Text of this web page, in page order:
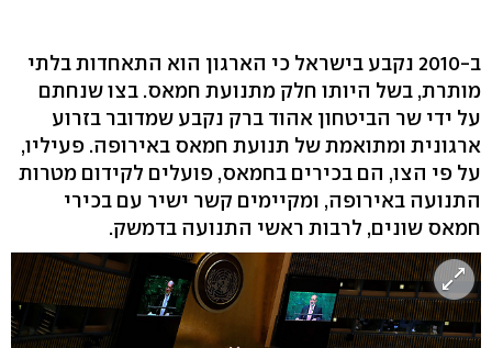
ב-2010 נקבע בישראל כי הארגון הוא התאחדות בלתי
מותרת, בשל היותו חלק מתנועת חמאס. בצו שנחתם
על ידי שר הביטחון אהוד ברק נקבע שמדובר בזרוע
ארגונית ומתואמת של תנועת חמאס באירופה. פעיליו,
על פי הצו, הם בכירים בחמאס, פועלים לקידום מטרות
התנועה באירופה, ומקיימים קשר ישיר עם בכירי
חמאס שונים, לרבות ראשי התנועה בדמשק.